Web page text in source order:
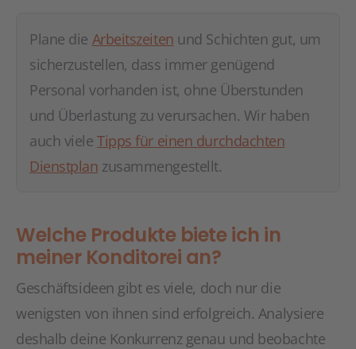
Plane die Arbeitszeiten und Schichten gut, um
sicherzustellen, dass immer genügend
Personal vorhanden ist, ohne Überstunden
und Überlastung zu verursachen. Wir haben
auch vieleTipps für einen durchdachten
Dienstplan zusammengestellt.
Welche Produkte biete ich in
meiner Konditorei an?
Geschäftsideen gibt es viele, doch nur die
wenigsten von ihnen sind erfolgreich. Analysiere
deshalb deine Konkurrenz genau und beobachte